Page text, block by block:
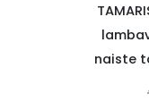
naiste